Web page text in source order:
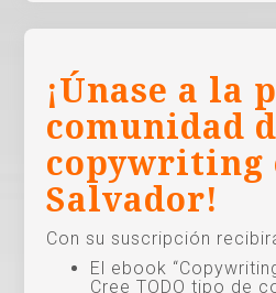
¡Únase a la
comunidad
copywriting
Salvador!
Con su suscripción
El ebook
Cree TODO tipo de